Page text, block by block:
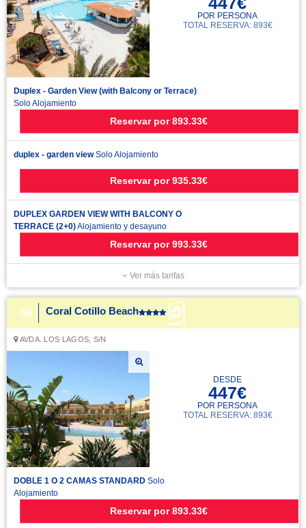
POR PERSONA
TOTAL RESERVA: 893€
Duplex - Garden View (with Balcony or Terrace)
Solo Alojamiento
Reservar por 893.33€
duplex - garden viewSolo Alojamiento
Reservar por 935.33€
DUPLEX GARDEN VIEW WITH BALCONY O
TERRACE (2+0)Alojamiento y desayuno
Reservar por 993.33€
Ver más tarifas
06 Coral Cotillo Beach
AVDA. LOS LAGOS, S/N
DESDE
447€
POR PERSONA
TOTAL RESERVA: 893€
DOBLE 1 O 2 CAMAS STANDARD Solo
Alojamiento
Reservar por 893.33€